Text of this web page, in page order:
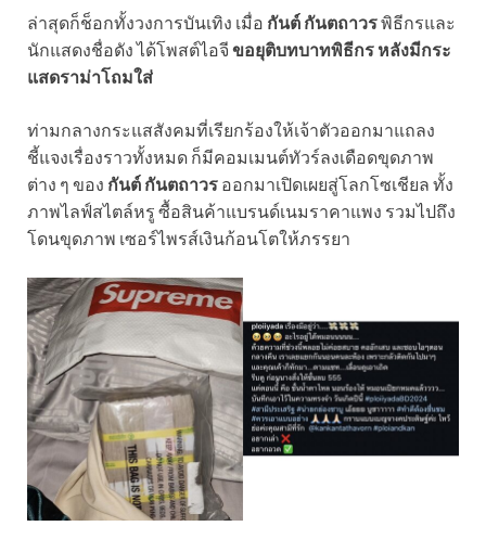
ล่าสุดก็ช็อกทั้งวงการบันเทิง เมื่อ กันต์ กันตถาวรพิธีกรและ
นักแสดงชื่อดัง ได้โพสต์ไอจี ขอยุติบทบาทพิธีกร หลังมีกระ
แสดราม่าโถมใส่
ท่ามกลางกระแสสังคมที่เรียกร้องให้เจ้าตัวออกมาแถลง
ชี้แจงเรื่องราวทั้งหมด ก็มีคอมเมนต์ทัวร์ลงเดือดขุดภาพ
ต่าง ๆ ของ กันต์ กันตถาวร ออกมาเปิดเผยสู่โลกโซเชียล ทั้ง
ภาพไลฟ์สไตล์หรู ซื้อสินค้าแบรนด์เนมราคาแพง รวมไปถึง
โดนขุดภาพ เซอร์ไพรส์เงินก้อนโตให้ภรรยา